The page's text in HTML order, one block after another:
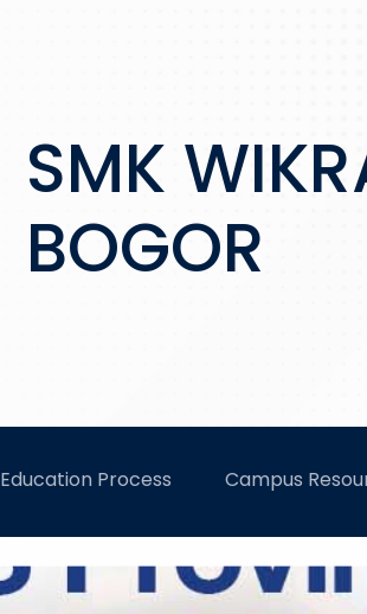
SMK
BOGOR
Education Process Campus